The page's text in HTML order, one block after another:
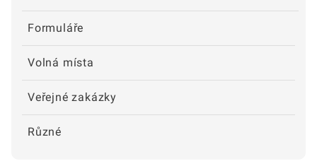
Formuláře
Volná místa
Veřejné zakázky
Různé